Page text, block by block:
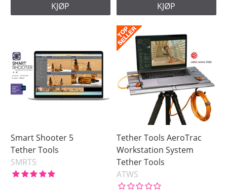
KJØP KJØP
Smart Shooter 5
Tether Tools
SMRT5
Tether Tools AeroTrac
Workstation System
Tether Tools
ATWS